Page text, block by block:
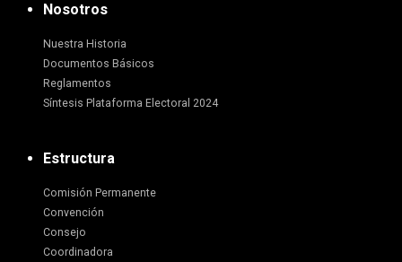
Nosotros
Nuestra Historia
Documentos Básicos
Reglamentos
Síntesis Plataforma Electoral 2024
Estructura
Comisión Permanente
Convención
Consejo
Coordinadora